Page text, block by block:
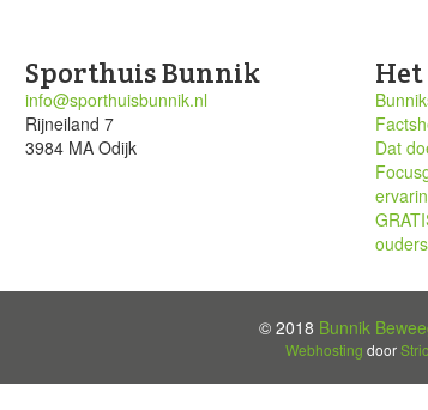
Sporthuis Bunnik
info@sporthuisbunnik.nl
Rijneiland 7
3984 MA Odijk
Dat
© 2018 Bunnik
Webhosting doorStric